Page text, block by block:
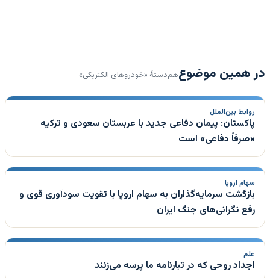
در همین موضوعهم‌دستهٔ «خودروهای الکتریکی»
روابط بین‌الملل
پاکستان: پیمان دفاعی جدید با عربستان سعودی و ترکیه
«صرفاً دفاعی» است
سهام اروپا
بازگشت سرمایه‌گذاران به سهام اروپا با تقویت سودآوری قوی و
رفع نگرانی‌های جنگ ایران
علم
اجداد روحی که در تبارنامه ما پرسه می‌زنند